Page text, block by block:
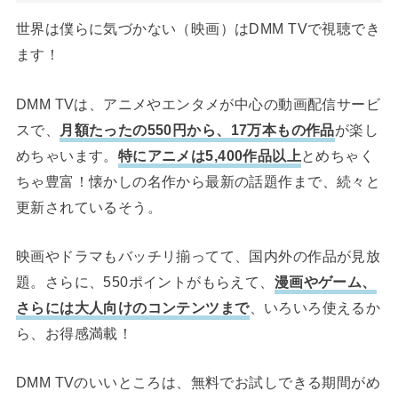
世界は僕らに気づかない（映画）はDMM TVで視聴でき
ます！
DMM TVは、アニメやエンタメが中心の動画配信サービ
スで、
月額たったの550円から、17万本もの作品が楽し
めちゃいます。 特にアニメは5,400作品以上 とめちゃく
ちゃ豊富！懐かしの名作から最新の話題作まで、続々と
更新されているそう。
映画やドラマもバッチリ揃ってて、国内外の作品が見放
題。さらに、550ポイントがもらえて、 漫画やゲーム、
さらには大人向けのコンテンツまで、いろいろ使えるか
ら、お得感満載！
DMM TVのいいところは、無料でお試しできる期間がめ